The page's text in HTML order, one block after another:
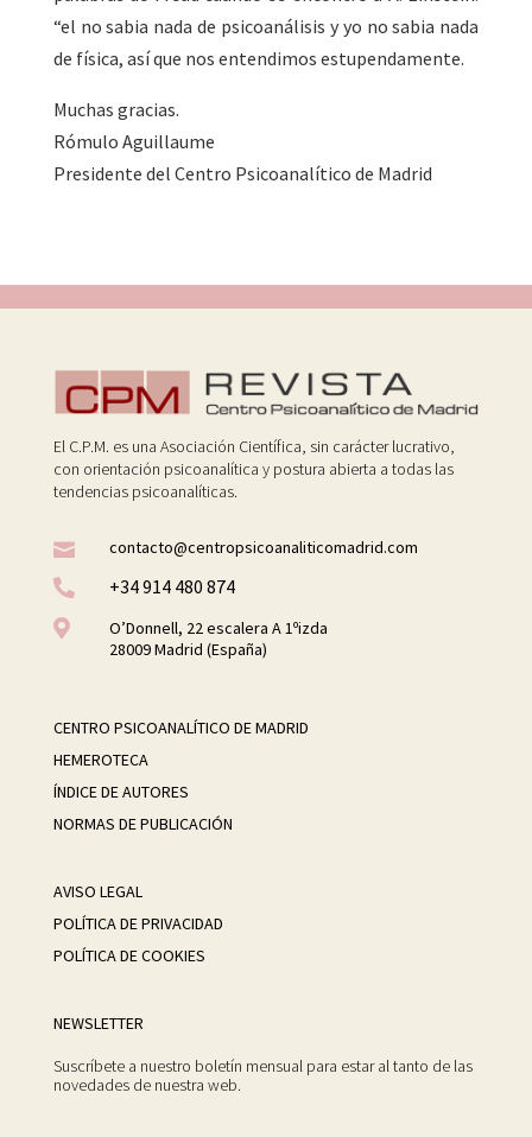
“el no sabia nada de psicoanálisis y yo no sabia nada
de física, así que nos entendimos estupendamente.
Muchas gracias.
Rómulo Aguillaume
Presidente del Centro Psicoanalítico de Madrid
El C.P.M. es una Asociación Científica, sin carácter lucrativo,
con orientación psicoanalítica y postura abierta a todas las
tendencias psicoanalíticas.

contacto@centropsicoanaliticomadrid.com

+34 914 480 874

O’Donnell, 22 escalera A 1ºizda
28009 Madrid (España)
CENTRO PSICOANALÍTICO DE MADRID
HEMEROTECA
ÍNDICE DE AUTORES
NORMAS DE PUBLICACIÓN
AVISO LEGAL
POLÍTICA DE PRIVACIDAD
POLÍTICA DE COOKIES
NEWSLETTER
Suscríbete a nuestro boletín mensual para estar al tanto de las
novedades de nuestra web.